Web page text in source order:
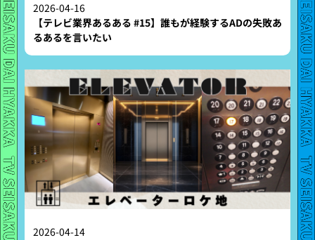
2026-04-16
【テレビ業界あるある #15】誰もが経験するADの失敗あ
るあるを言いたい
2026-04-14